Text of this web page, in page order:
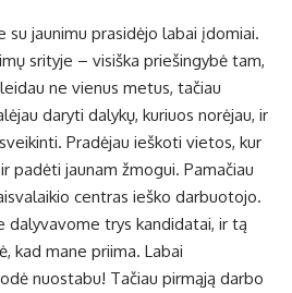
su jaunimu prasidėjo labai įdomiai.
srityje – visiška priešingybė tam,
ne vienus metus, tačiau
daryti dalykų, kuriuos norėjau, ir
Pradėjau ieškoti vietos, kur
padėti jaunam žmogui. Pamačiau
centras ieško darbuotojo.
dalyvavome trys kandidatai, ir tą
kad mane priima. Labai
nuostabu! Tačiau pirmąją darbo